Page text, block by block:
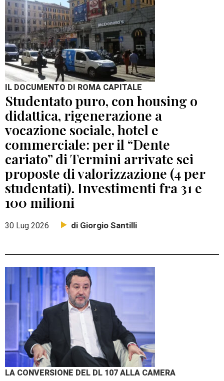
IL DOCUMENTO DI ROMA CAPITALE
Studentato puro, con housing o
didattica, rigenerazione a
vocazione sociale, hotel e
commerciale: per il “Dente
cariato” di Termini arrivate sei
proposte di valorizzazione (4 per
studentati). Investimenti fra 31 e
100 milioni
30 Lug 2026 di Giorgio Santilli
LA CONVERSIONE DEL DL 107 ALLA CAMERA